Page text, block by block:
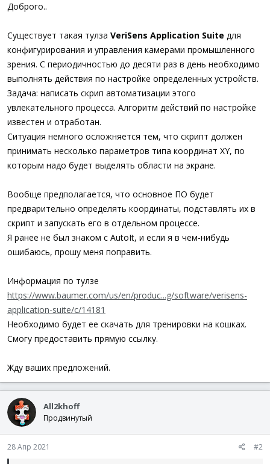
Доброго..
Существует такая тулза VeriSens Application Suite для
конфигурирования и управления камерами промышленного
зрения. С периодичностью до десяти раз в день необходимо
выполнять действия по настройке определенных устройств.
Задача: написать скрип автоматизации этого
увлекательного процесса. Алгоритм действий по настройке
известен и отработан.
Ситуация немного осложняется тем, что скрипт должен
принимать несколько параметров типа координат XY, по
которым надо будет выделять области на экране.
Вообще предполагается, что основное ПО будет
предварительно определять координаты, подставлять их в
скрипт и запускать его в отдельном процессе.
Я ранее не был знаком с AutoIt, и если я в чем-нибудь
ошибаюсь, прошу меня поправить.
Информация по тулзе
https://www.baumer.com/us/en/produc...g/software/verisens-
application-suite/c/14181
Необходимо будет ее скачать для тренировки на кошках.
Смогу предоставить прямую ссылку.
Жду ваших предложений.
All2khoff
Продвинутый
28 Апр 2021 #2